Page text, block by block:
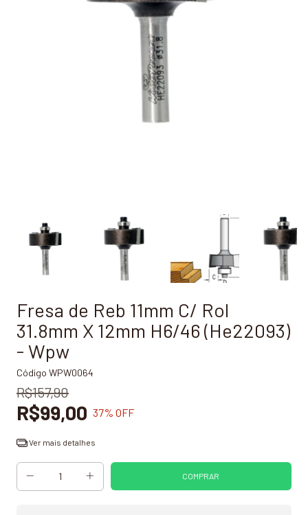
Fresa de Reb 11mm C/ Rol
31.8mm X 12mm H6/46 (He22093)
- Wpw
Código WPW0064
R$157,90
R$99,00 37% OFF
Ver mais detalhes